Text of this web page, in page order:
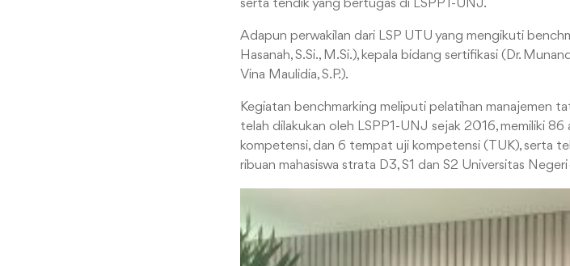
serta tendik yang bertugas di LSPP1-UNJ.
Adapun perwakilan dari LSP UTU yang mengikuti
Hasanah, S.Si., M.Si.), kepala bidang sertifikasi (Dr.
Vina Maulidia, S.P.).
Kegiatan benchmarking meliputi pelatihan manajemen
telah dilakukan oleh LSPP1-UNJ sejak 2016, memiliki 86
kompetensi, dan 6 tempat uji kompetensi (TUK), serta
ribuan mahasiswa strata D3, S1 dan S2 Universitas